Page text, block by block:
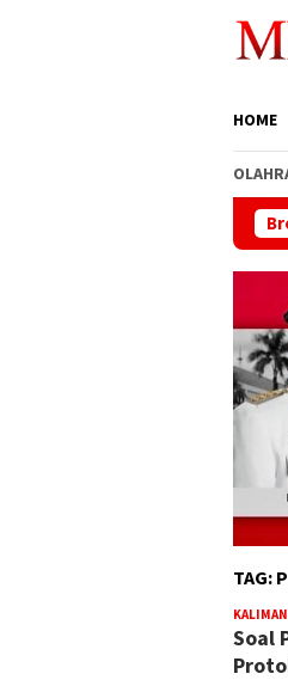
HOME
TAG:
Soal